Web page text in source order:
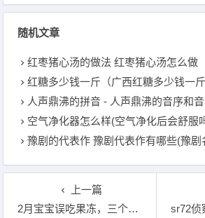
随机文章
红枣猪心汤的做法 红枣猪心汤怎么做
红糖多少钱一斤（广西红糖多少钱一斤
人声鼎沸的拼音 - 人声鼎沸的音序和
空气净化器怎么样(空气净化后会舒服
豫剧的代表作 豫剧代表作有哪些(豫剧名家名
上一篇
2月宝宝误吃果冻，三个月宝宝拉果冻图片
sr72侦察